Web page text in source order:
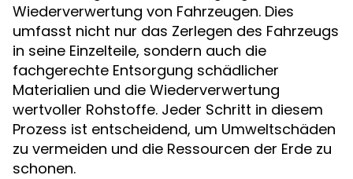
Wiederverwertung von Fahrzeugen. Dies
umfasst nicht nur das Zerlegen des Fahrzeugs
in seine Einzelteile, sondern auch die
fachgerechte Entsorgung schädlicher
Materialien und die Wiederverwertung
wertvoller Rohstoffe. Jeder Schritt in diesem
Prozess ist entscheidend, um Umweltschäden
zu vermeiden und die Ressourcen der Erde zu
schonen.